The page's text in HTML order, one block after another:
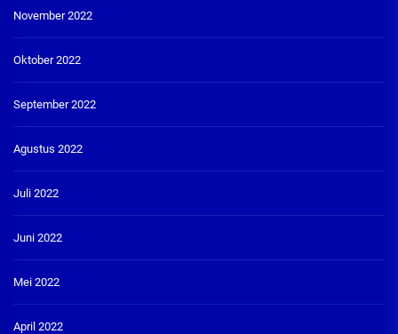
November 2022
Oktober 2022
September 2022
Agustus 2022
Juli 2022
Juni 2022
Mei 2022
April 2022